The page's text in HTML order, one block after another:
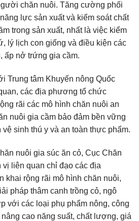
chăn nuôi. Tăng cường phối
lực sản xuất và kiểm soát chất
trong sản xuất, nhất là việc kiểm
lý lịch con giống và điều kiện các
ấp nở trứng gia cầm.
Trung tâm Khuyến nông Quốc
các địa phương tổ chức
rãi các mô hình chăn nuôi an
nuôi gia cầm bảo đảm bền vững
sinh thú y và an toàn thực phẩm.
nuôi gia súc ăn cỏ, Cục Chăn
liên quan chỉ đạo các địa
khai rộng rãi mô hình chăn nuôi,
pháp thâm canh trồng cỏ, ngô
với các loại phụ phẩm nông, công
cao năng suất, chất lượng, giá